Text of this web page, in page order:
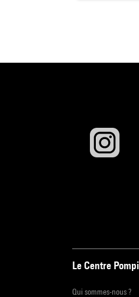
Le Centre
Qui sommes-nous ?